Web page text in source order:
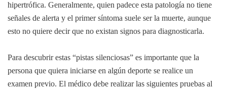
hipertrófica. Generalmente, quien padece esta patología no tiene
señales de alerta y el primer síntoma suele ser la muerte, aunque
esto no quiere decir que no existan signos para diagnosticarla.
Para descubrir estas “pistas silenciosas” es importante que la
persona que quiera iniciarse en algún deporte se realice un
examen previo. El médico debe realizar las siguientes pruebas al